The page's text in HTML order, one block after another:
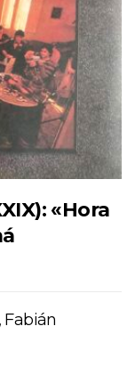
«Hora
Fabián